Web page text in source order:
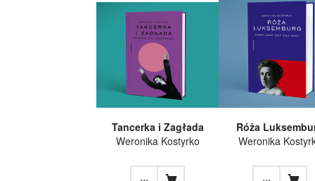
Tancerka i Zagłada
Weronika Kostyrko
...
Róża
Weronika
...